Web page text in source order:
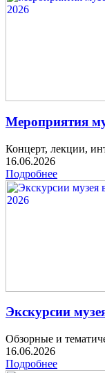
Мероприятия
Концерт, лекции,
16.06.2026
Подробнее
Экскурсии
Обзорные и
16.06.2026
Подробнее